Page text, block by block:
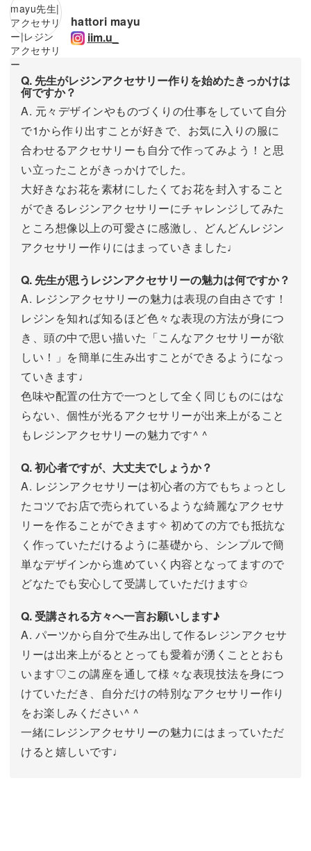
hattori mayu
iim.u_
Q. 先生がレジンアクセサリー作りを始めたきっかけは
何ですか？
A. 元々デザインやものづくりの仕事をしていて自分
で1から作り出すことが好きで、お気に入りの服に
合わせるアクセサリーも自分で作ってみよう！と思
い立ったことがきっかけでした。
大好きなお花を素材にしたくてお花を封入すること
ができるレジンアクセサリーにチャレンジしてみた
ところ想像以上の可愛さに感激し、どんどんレジン
アクセサリー作りにはまっていきました♩
Q. 先生が思うレジンアクセサリーの魅力は何ですか？
A. レジンアクセサリーの魅力は表現の自由さです！
レジンを知れば知るほど色々な表現の方法が身につ
き、頭の中で思い描いた「こんなアクセサリーが欲
しい！」を簡単に生み出すことができるようになっ
ていきます♩
色味や配置の仕方で一つとして全く同じものにはな
らない、個性が光るアクセサリーが出来上がること
もレジンアクセサリーの魅力です^ ^
Q. 初心者ですが、大丈夫でしょうか？
A. レジンアクセサリーは初心者の方でもちょっとし
たコツでお店で売られているような綺麗なアクセサ
リーを作ることができます✧ 初めての方でも抵抗な
く作っていただけるように基礎から、シンプルで簡
単なデザインから進めていく内容となってますので
どなたでも安心して受講していただけます✩
Q. 受講される方々へ一言お願いします♪
A. パーツから自分で生み出して作るレジンアクセサ
リーは出来上がるととっても愛着が湧くこととおも
います♡この講座を通して様々な表現技法を身につ
けていただき、自分だけの特別なアクセサリー作り
をお楽しみください^ ^
一緒にレジンアクセサリーの魅力にはまっていただ
けると嬉しいです♩